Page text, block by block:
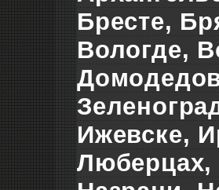
Бресте,
Вологде,
Ижевске,
Люберцах,